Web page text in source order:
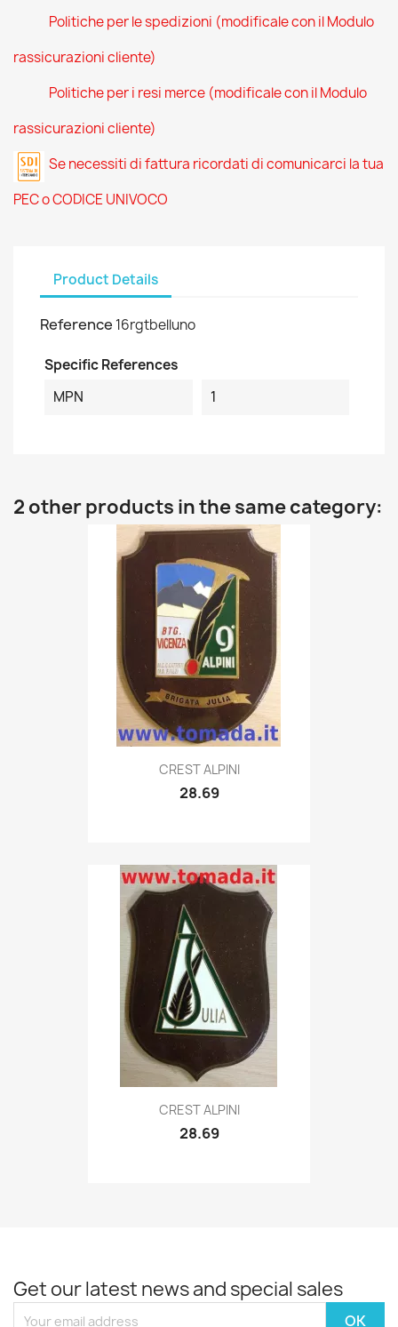
Politiche per le spedizioni (modificale con il Modulo
rassicurazioni cliente)
Politiche per i resi merce (modificale con il Modulo
rassicurazioni cliente)
Se necessiti di fattura ricordati di comunicarci la tua
PEC o CODICE UNIVOCO
Product Details
Reference 16rgtbelluno
Specific References
MPN
1
2 other products in the same category:
Quick view
CREST ALPINI
28.69
Quick view
CREST ALPINI
28.69
Get our latest news and special sales